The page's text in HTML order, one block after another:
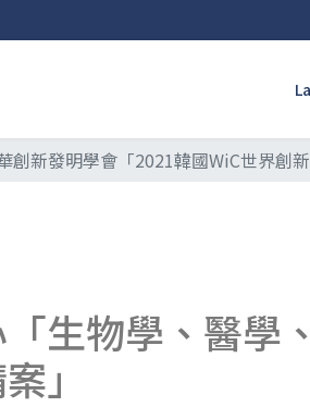
創新發明學會「2021韓國WiC世界創新
生物學、醫學
」